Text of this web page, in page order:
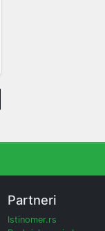
Partneri
Istinomer.rs